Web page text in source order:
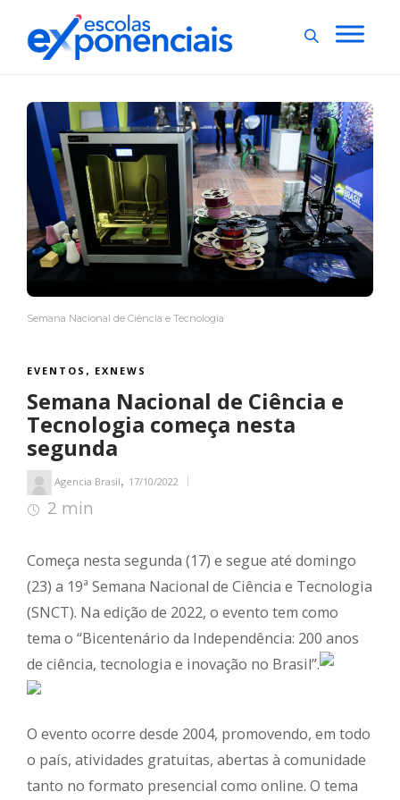
Semana Nacional de Ciência e Tecnologia
EVENTOS , EXNEWS
Semana Nacional de Ciência e
Tecnologia começa nesta
segunda
Agencia Brasil, 17/10/2022
2 min
Começa nesta segunda (17) e segue até domingo
(23) a 19ª Semana Nacional de Ciência e Tecnologia
(SNCT). Na edição de 2022, o evento tem como
tema o “Bicentenário da Independência: 200 anos
de ciência, tecnologia e inovação no Brasil”.
O evento ocorre desde 2004, promovendo, em todo
o país, atividades gratuitas, abertas à comunidade
tanto no formato presencial como online. O tema